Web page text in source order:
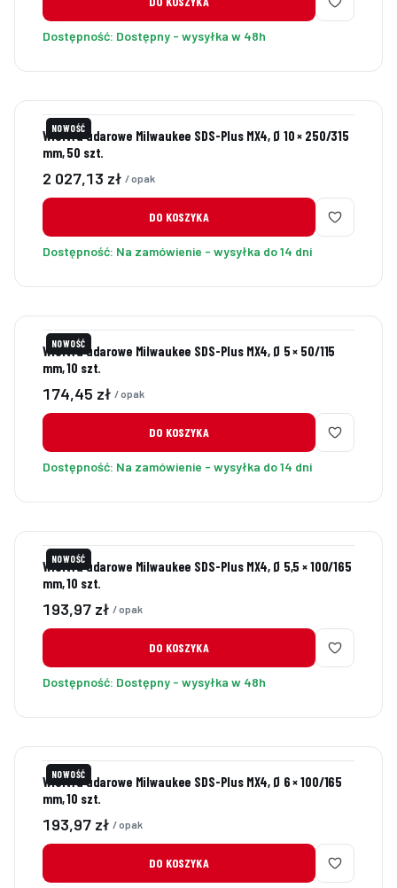
Dostępność: Dostępny - wysyłka w 48h
NOWOŚĆ
Wiertła udarowe Milwaukee SDS-Plus MX4, Ø 10 × 250/315
mm, 50 szt.
Cena
2 027,13 zł / opak
DO KOSZYKA
Dostępność: Na zamówienie - wysyłka do 14 dni
NOWOŚĆ
Wiertła udarowe Milwaukee SDS-Plus MX4, Ø 5 × 50/115
mm, 10 szt.
Cena
174,45 zł / opak
DO KOSZYKA
Dostępność: Na zamówienie - wysyłka do 14 dni
NOWOŚĆ
Wiertła udarowe Milwaukee SDS-Plus MX4, Ø 5,5 × 100/165
mm, 10 szt.
Cena
193,97 zł / opak
DO KOSZYKA
Dostępność: Dostępny - wysyłka w 48h
NOWOŚĆ
Wiertła udarowe Milwaukee SDS-Plus MX4, Ø 6 × 100/165
mm, 10 szt.
Cena
193,97 zł / opak
DO KOSZYKA